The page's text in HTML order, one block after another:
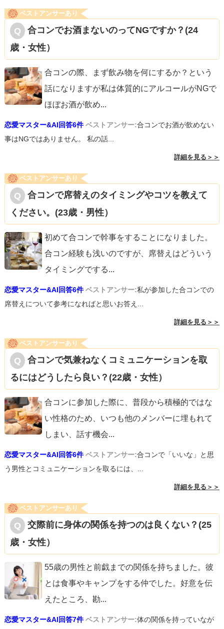
ベストアンサーあり
合コンでお酒まないのってNGですか？(24
歳・女性）
合コンの際、まず飲み物を何にするか？という
話になりますが私は体質的にアルコールがNGで
ほぼお酒が飲め...
恋愛マスター&AI回答6件 ベストアンサー:合コンでお酒が飲めない
事はNGではありません。 私の話...
詳細を見る＞＞
ベストアンサーあり
合コンで席替えのタイミングやコツを教えて
ください。(23歳・男性）
初めて合コンで幹事をすることになりました。
合コン経験も浅いのですが、席替えはどういう
タイミングでする...
恋愛マスター&AI回答6件 ベストアンサー:私が参加した合コンでの
席替えについて参考になればと思いお答え...
詳細を見る＞＞
ベストアンサーあり
合コンで気兼ねなくコミュニケーションを取
るにはどうしたら良い？(22歳・女性）
合コンに参加した際に、普段から積極的ではな
い性格のため、いつも他のメンバーに埋もれて
しまい、話す機会...
恋愛マスター&AI回答6件 ベストアンサー:合コンで「いいな」と思
う男性とコミュニケーションを取るには、...
詳細を見る＞＞
ベストアンサーあり
交際前に身体の関係を持つのは良くない？(25
歳・女性）
55歳の男性と前戯までの関係を持ちました。彼
とは食事やキャンプをする仲でした。好意を伝
えたところ、勘...
恋愛マスター&AI回答7件 ベストアンサー:体の関係を持っていなが